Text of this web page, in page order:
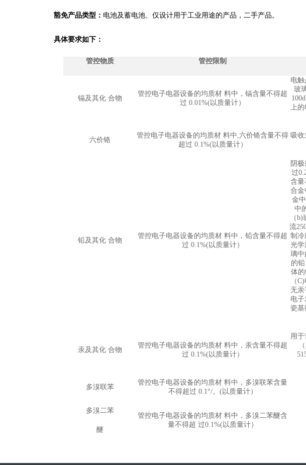
豁免产品类型： 电池及蓄电池、仅设计用于工业用途的产品，二手产品。
具体要求如下：
管控物质 管控限制
镉及其化 合物
管控电子电器设备的均质材 料中，镉含量不得超
过 0.01%(以质量计）
电
玻
上的
六价铬
管控电子电器设备的均质材 料中,六价铬含量不得
超过 0.1%(以质量计）
吸收
铅及其化 合物
管控电子电器设备的均质材 料中，铅含量不得超
过 0.1%(以质量计）
阴
过
含量
合金
金
中
（
流
制冷
光学
璃中
的
体
（
无汞
电
瓷基
汞及其化 合物
管控电子电器设备的均质材 料中，汞含量不得超
过 0.1%(以质量计）
用
多溴联苯
管控电子电器设备的均质材 料中，多溴联苯含量
不得超过 0.1°/。(以质量计）
多溴二苯
醚
管控电子电器设备的均质材 料中，多溴二苯醚含
量不得超 过0.1%(以质量计）